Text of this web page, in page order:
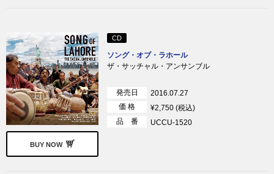
BUY NOW
CD
ソング・オブ・ラホール
ザ・サッチャル・アンサンブル
発売日
2016.07.27
価 格
¥2,750 (税込)
品 番
UCCU-1520